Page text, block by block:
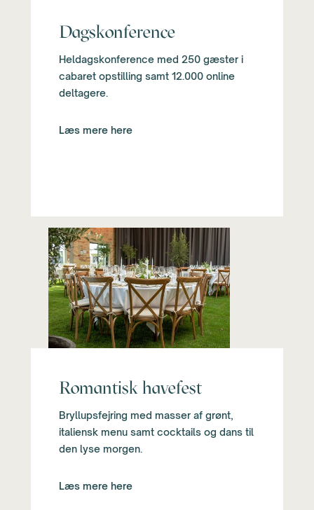
Dagskonference
Heldagskonference med 250 gæster i
cabaret opstilling samt 12.000 online
deltagere.
Læs mere here
Romantisk havefest
Bryllupsfejring med masser af grønt,
italiensk menu samt cocktails og dans til
den lyse morgen.
Læs mere here